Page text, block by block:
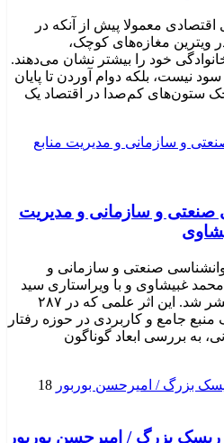
معمولا پیش از آنکه در
ویترین مغازه‌های کوچک،
خود را بیشتر نشان می‌دهند.
نیست، بلکه دوام آوردن تا پایان
ستون‌های کم‌صدا در اقتصاد یک
صنعتی و سازمانی و مدیریت
صنعتی و سازمانی و
غبیشاوی و با ویراستاری سید
محمدرضا حسینی علی‌آباد منتشر شد. این اثر علمی که در ۲۸۷
جامع و کاربردی در حوزه رفتار
به بررسی ابعاد گوناگون
18
بزرگ / امیرحسن بوربور